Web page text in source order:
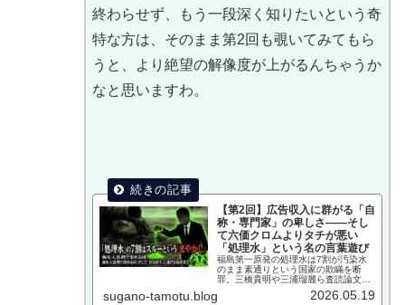
終わらせず、もう一段深く知りたいという奇
特な方は、そのまま第2回も覗いてみてもら
うと、より絶望の解像度が上がるんちゃうか
なと思いますわ。
【第2回】広告収入に群がる「自
称・専門家」の卑しさ——そし
て六価クロムよりタチが悪い
「処理水」という名の言葉遊び
福島第一原発の処理水は7割が汚染水
のまま素通りという国家の欺瞞を断
罪。三橋貴明や三浦瑠麗ら査読論文ゼ
ロの自称専門家がYouTube広告収入の
小銭に群がる矛盾を暴き、水俣病から
sugano-tamotu.blog 2026.05.19